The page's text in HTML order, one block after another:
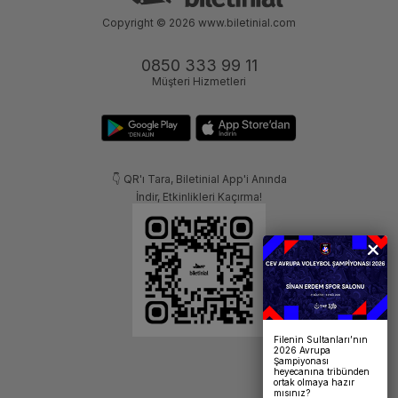
0850 333 99 11
Müşteri Hizmetleri
👇 QR'ı Tara, Biletinial App'i Anında
İndir, Etkinlikleri Kaçırma!
Copyright © 2026 www.biletinial.com
Filenin Sultanları’nın
2026 Avrupa
Şampiyonası
heyecanına tribünden
ortak olmaya hazır
mısınız?